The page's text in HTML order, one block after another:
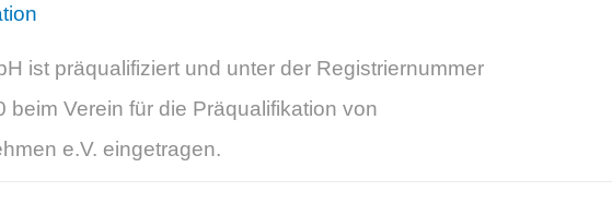
ist präqualifiziert und unter der Registriernummer
beim Verein für die Präqualifikation von
e.V. eingetragen.